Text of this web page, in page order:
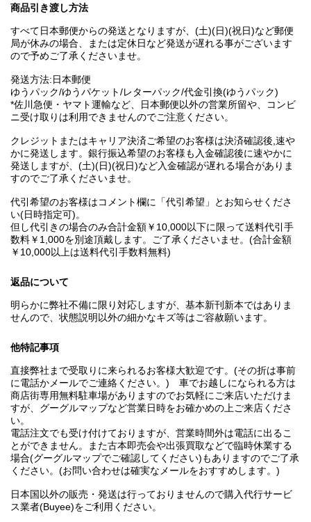
商品引き渡し方法
すべて日本郵便からの発送となりますが、(土)(日)(祝日)など郵便
局が休みの場合、または定休日など発送が遅れる事がございます
ので予めご了承くださいませ。
発送方法:日本郵便
ゆうパック/ゆうパケット/レターパック/代金引換(ゆうパック)
*佐川急便・ヤマト運輸など、日本郵便以外の営業所留や、コンビ
ニ受け取りは利用できませんのでご注意ください。
クレジットまたはキャリア決済ご希望のお客様は決済確認後,速や
かに発送します。銀行振込希望のお客様も入金確認後に速やかに
発送しますが、(土)(日)(祝日)など入金確認が遅れる場合がありま
すのでご了承くださいませ。
代引希望のお客様はコメント欄に「代引希望」とお知らせくださ
い(日時指定可)。
但し代引きの場合のみ合計金額￥10,000以下に限って送料代引手
数料￥1,000を別途頂戴します。ご了承くださいませ。(合計金額
￥10,000以上は送料代引手数料無料)
返品について
明らかに弊社不備に限り対応しますが、基本新刊新本ではありま
せんので、状態説明以外の細かなキズ等はご容赦願います。
他特記事項
直接弊社まで受取りに来られるお客様大歓迎です。(その折は事前
に電話かメールでご連絡ください。) 車でお越しになられる方は
商店街専用無料駐車場がありますのでお気軽にご来店いただけま
すが、グーグルマップなど営業日時をお確かめの上ご来店くださ
い。
電話注文でも受け付けておりますが、営業時間外は電話に出るこ
とができません。また古本即売会や出張買取などで臨時休業する
場合(グーグルマップでご確認してください)もありますのでご了承
ください。(お問い合わせは確実なメールをおすすめします。)
日本国以外の販売・発送は行っておりませんので購入代行サービ
ス業者(Buyee)をご利用ください。